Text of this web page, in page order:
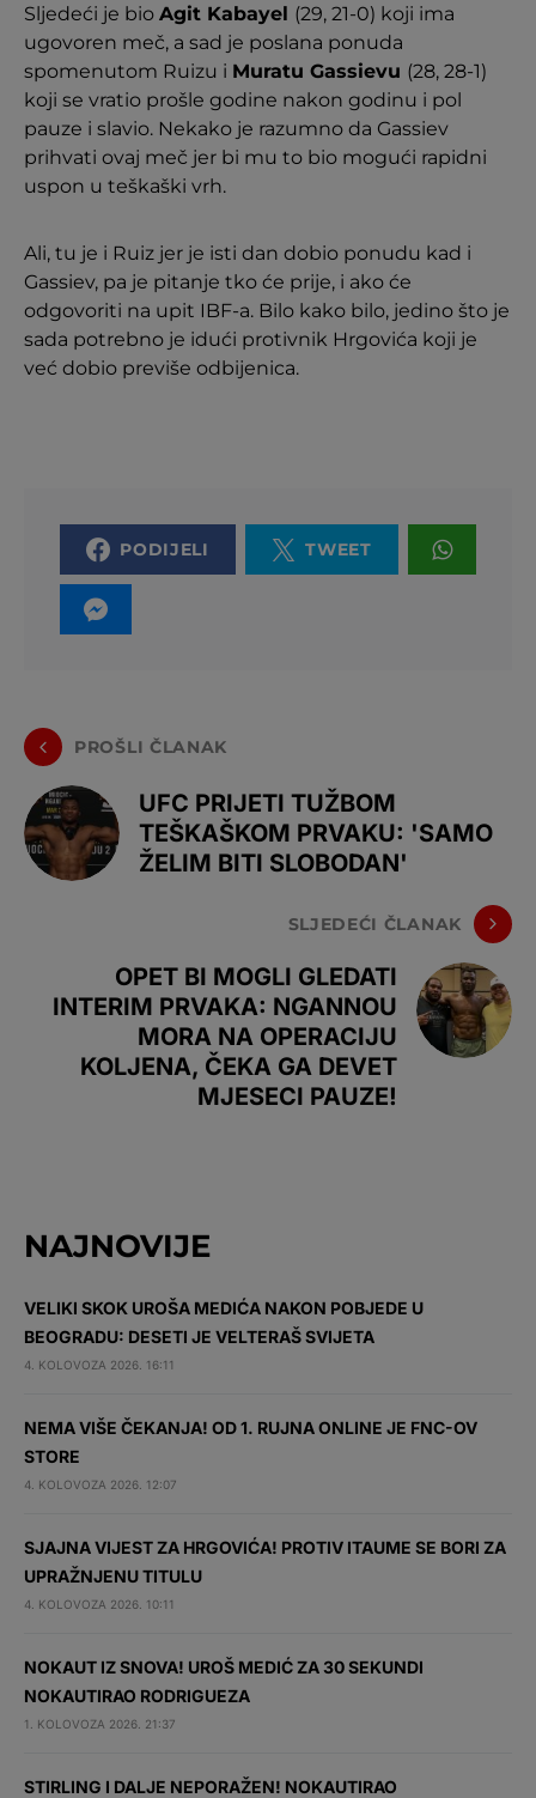
Sljedeći je bio Agit Kabayel (29, 21-0) koji ima
ugovoren meč, a sad je poslana ponuda
spomenutom Ruizu i Muratu Gassievu (28, 28-1)
koji se vratio prošle godine nakon godinu i pol
pauze i slavio. Nekako je razumno da Gassiev
prihvati ovaj meč jer bi mu to bio mogući rapidni
uspon u teškaški vrh.
Ali, tu je i Ruiz jer je isti dan dobio ponudu kad i
Gassiev, pa je pitanje tko će prije, i ako će
odgovoriti na upit IBF-a. Bilo kako bilo, jedino što je
sada potrebno je idući protivnik Hrgovića koji je
već dobio previše odbijenica.
PODIJELI TWEET
PROŠLI ČLANAK
UFC PRIJETI TUŽBOM
TEŠKAŠKOM PRVAKU: 'SAMO
ŽELIM BITI SLOBODAN'
SLJEDEĆI ČLANAK
OPET BI MOGLI GLEDATI
INTERIM PRVAKA: NGANNOU
MORA NA OPERACIJU
KOLJENA, ČEKA GA DEVET
MJESECI PAUZE!
NAJNOVIJE
VELIKI SKOK UROŠA MEDIĆA NAKON POBJEDE U
BEOGRADU: DESETI JE VELTERAŠ SVIJETA
4. KOLOVOZA 2026. 16:11
NEMA VIŠE ČEKANJA! OD 1. RUJNA ONLINE JE FNC-OV
STORE
4. KOLOVOZA 2026. 12:07
SJAJNA VIJEST ZA HRGOVIĆA! PROTIV ITAUME SE BORI ZA
UPRAŽNJENU TITULU
4. KOLOVOZA 2026. 10:11
NOKAUT IZ SNOVA! UROŠ MEDIĆ ZA 30 SEKUNDI
NOKAUTIRAO RODRIGUEZA
1. KOLOVOZA 2026. 21:37
STIRLING I DALJE NEPORAŽEN! NOKAUTIRAO